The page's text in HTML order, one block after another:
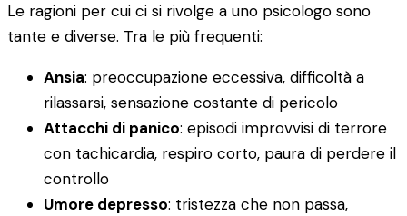
Le ragioni per cui ci si rivolge a uno psicologo sono
tante e diverse. Tra le più frequenti:
Ansia: preoccupazione eccessiva, difficoltà a
rilassarsi, sensazione costante di pericolo
Attacchi di panico: episodi improvvisi di terrore
con tachicardia, respiro corto, paura di perdere il
controllo
Umore depresso: tristezza che non passa,